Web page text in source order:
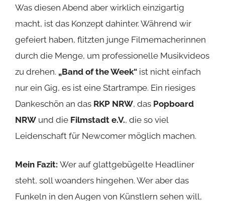
NRWund dieFilmstadt e.V., die so viel
Leidenschaft für Newcomer möglich machen.
Mein Fazit: Wer auf glattgebügelte Headliner
steht, soll woanders hingehen. Wer aber das
Funkeln in den Augen von Künstlern sehen will,
die gerade erst richtig loslegen, der muss die
Turbine im Blick behalten.
Ein paar Bilder vom Abend